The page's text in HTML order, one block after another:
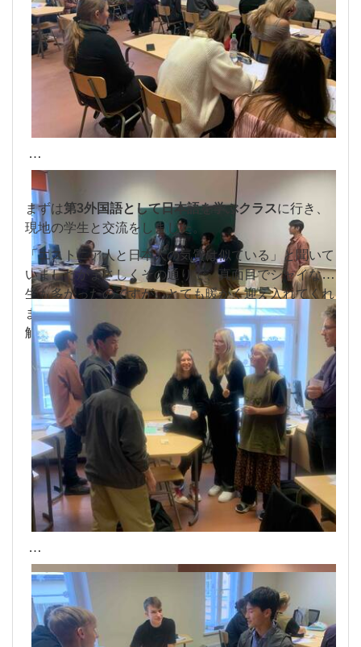
まずは第3外国語として日本語を学ぶクラスに行き、
現地の学生と交流をしました。
「エストニア人と日本人の気質は似ている」と聞いて
いましたがまさしくその通りで、真面目でシャイな学
生も多かったのですが、とても暖かく迎え入れてくれ
ました。グループワークが終わる頃にはすっかり打ち
解けて、記念撮影をするグループも。